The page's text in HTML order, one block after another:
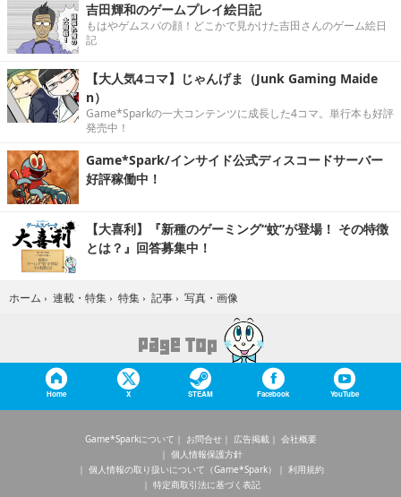
吉田輝和のゲームプレイ絵日記
もはやゲムスパの顔！どこかで見かけた吉田さんのゲーム絵日
記
【大人気4コマ】じゃんげま（Junk Gaming Maide
n）
Game*Sparkの一大コンテンツに成長した4コマ。単行本も好評
発売中！
Game*Spark/インサイド公式ディスコードサーバー
好評稼働中！
【大喜利】『新種のゲーミング“蚊”が登場！ その特徴
とは？』回答募集中！
ホーム › 連載・特集 › 特集 › 記事 › 写真・画像
Home X STEAM Facebook YouTube
Game*Sparkについて お問合せ 広告掲載
会社概要
個人情報保護方針
個人情報の取り扱いについて（Game*Spark）
利用規約
特定商取引法に基づく表記